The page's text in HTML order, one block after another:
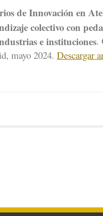
de Innovación en
colectivo con
e instituciones.
mayo 2024. Descargar